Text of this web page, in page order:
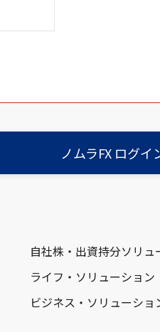
ノムラFX ログイ
自社株・出資持分ソリュ
ライフ・ソリューション
ビジネス・ソリューショ